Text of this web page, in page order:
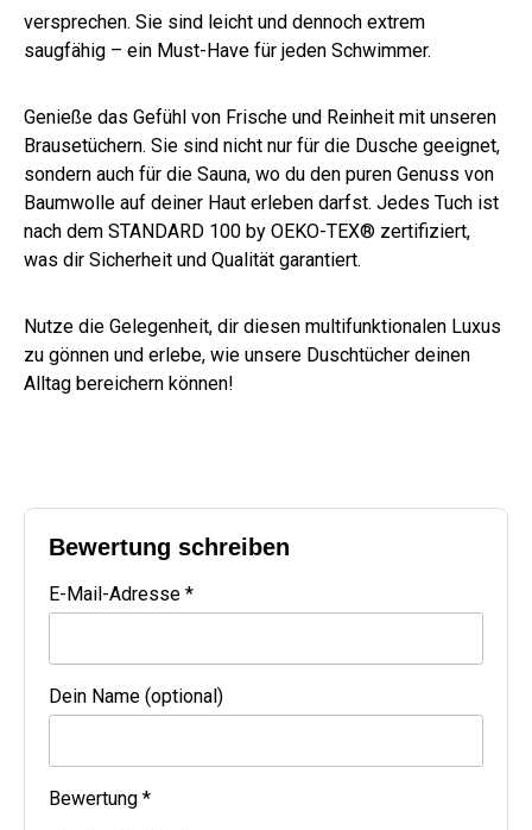
versprechen. Sie sind leicht und dennoch extrem
saugfähig – ein Must-Have für jeden Schwimmer.
Genieße das Gefühl von Frische und Reinheit mit unseren
Brausetüchern. Sie sind nicht nur für die Dusche geeignet,
sondern auch für die Sauna, wo du den puren Genuss von
Baumwolle auf deiner Haut erleben darfst. Jedes Tuch ist
nach dem STANDARD 100 by OEKO-TEX® zertifiziert,
was dir Sicherheit und Qualität garantiert.
Nutze die Gelegenheit, dir diesen multifunktionalen Luxus
zu gönnen und erlebe, wie unsere Duschtücher deinen
Alltag bereichern können!
Bewertung schreiben
E-Mail-Adresse *
Dein Name (optional)
Bewertung *